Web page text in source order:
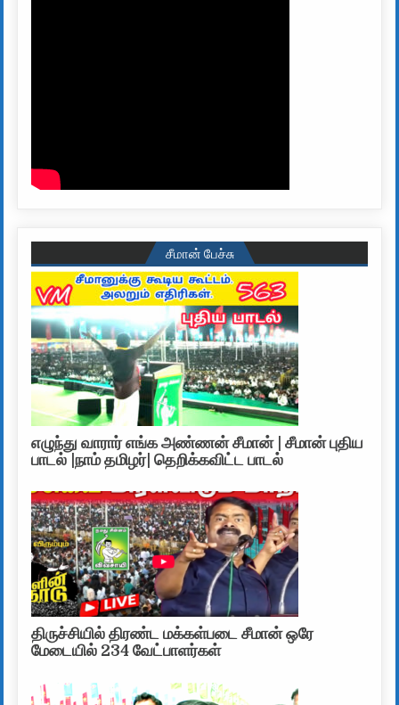
சீமான் பேச்சு
எழுந்து வாரார் எங்க அண்ணன் சீமான் | சீமான் புதிய
பாடல் |நாம் தமிழர்| தெறிக்கவிட்ட பாடல்
திருச்சியில் திரண்ட மக்கள்படை சீமான் ஒரே
மேடையில் 234 வேட்பாளர்கள்